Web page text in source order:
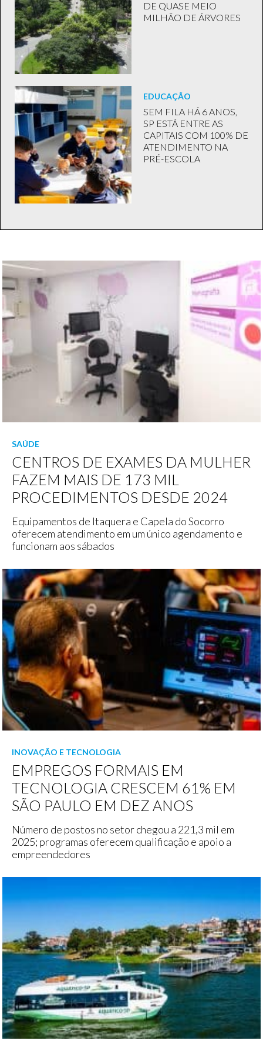
DE QUASE MEIO
MILHÃO DE ÁRVORES
EDUCAÇÃO
SEM FILA HÁ 6 ANOS,
SP ESTÁ ENTRE AS
CAPITAIS COM 100% DE
ATENDIMENTO NA
PRÉ-ESCOLA
SAÚDE
CENTROS DE EXAMES DA MULHER
FAZEM MAIS DE 173 MIL
PROCEDIMENTOS DESDE 2024
Equipamentos de Itaquera e Capela do Socorro
oferecem atendimento em um único agendamento e
funcionam aos sábados
INOVAÇÃO E TECNOLOGIA
EMPREGOS FORMAIS EM
TECNOLOGIA CRESCEM 61% EM
SÃO PAULO EM DEZ ANOS
Número de postos no setor chegou a 221,3 mil em
2025; programas oferecem qualificação e apoio a
empreendedores